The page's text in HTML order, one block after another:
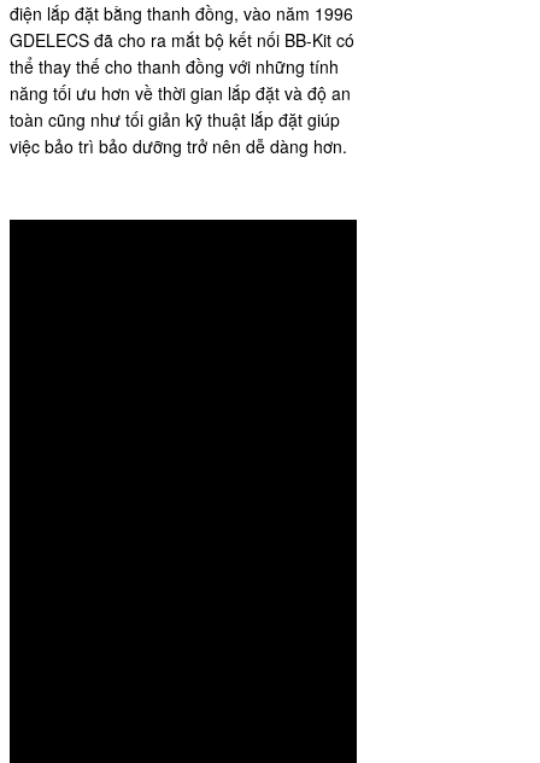
điện lắp đặt bằng thanh đồng, vào năm 1996
GDELECS đã cho ra mắt bộ kết nối BB-Kit có
thể thay thế cho thanh đồng với những tính
năng tối ưu hơn về thời gian lắp đặt và độ an
toàn cũng như tối giản kỹ thuật lắp đặt giúp
việc bảo trì bảo dưỡng trở nên dễ dàng hơn.